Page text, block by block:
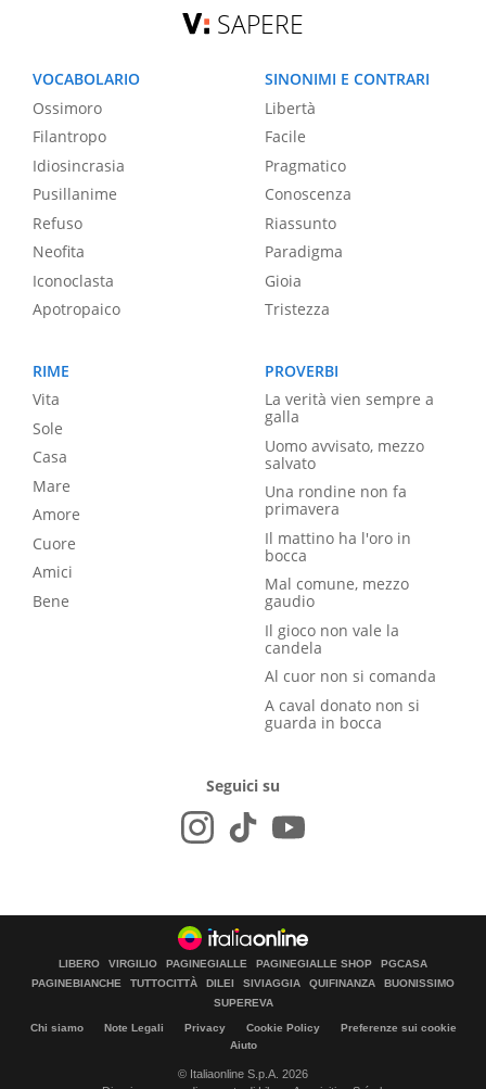
SAPERE
VOCABOLARIO
Ossimoro
Filantropo
Idiosincrasia
Pusillanime
Refuso
Neofita
Iconoclasta
Apotropaico
SINONIMI E CONTRARI
Libertà
Facile
Pragmatico
Conoscenza
Riassunto
Paradigma
Gioia
Tristezza
RIME
Vita
Sole
Casa
Mare
Amore
Cuore
Amici
Bene
PROVERBI
La verità vien sempre a
galla
Uomo avvisato, mezzo
salvato
Una rondine non fa
primavera
Il mattino ha l'oro in
bocca
Mal comune, mezzo
gaudio
Il gioco non vale la
candela
Al cuor non si comanda
A caval donato non si
guarda in bocca
Seguici su
LIBERO VIRGILIO PAGINEGIALLE PAGINEGIALLE SHOP
PGCASA
PAGINEBIANCHE
TUTTOCITTÀ DILEI SIVIAGGIA QUIFINANZA
BUONISSIMO
SUPEREVA
Chi siamo Note Legali Privacy Cookie Policy
Preferenze sui cookie
Aiuto
© Italiaonline S.p.A. 2026